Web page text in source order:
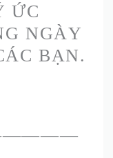
ỨC
NGÀY
BẠN.